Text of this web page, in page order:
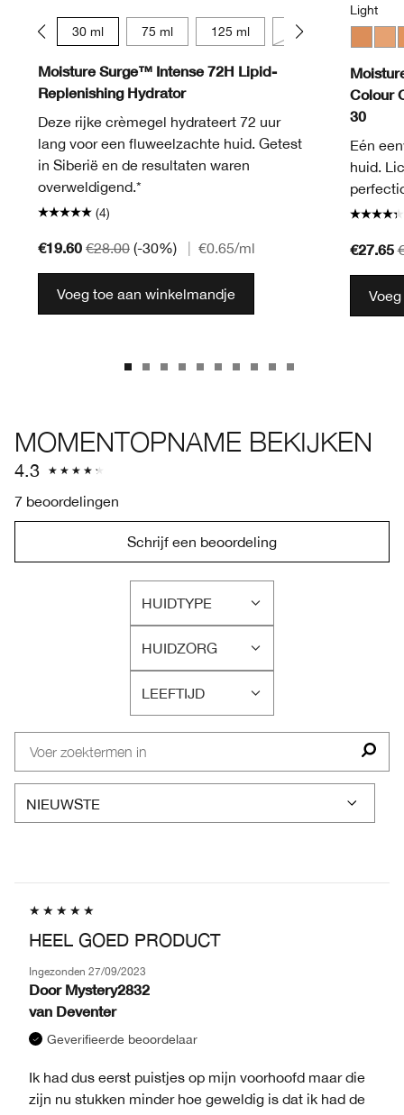
30 ml 75 ml 125 ml 50 ml
Moisture Surge™ Intense 72H Lipid-
Replenishing Hydrator
Deze rijke crèmegel hydrateert 72 uur
lang voor een fluweelzachte huid. Getest
in Siberië en de resultaten waren
overweldigend.*
(4)
€19.60 €28.00 (-30%) €0.65/ml
Voeg toe aan winkelmandje
Light
Colour
30
Eén
huid.
€27.65
MOMENTOPNAME BEKIJKEN
4.3
7 beoordelingen
Schrijf een beoordeling
HUIDTYPE
FILTER
BEOORDELINGEN
OP
HUIDTYPE
HUIDZORG
FILTER
BEOORDELINGEN
OP
HUIDZORG
LEEFTIJD
FILTER
BEOORDELINGEN
LEEFTIJD
HEEL GOED PRODUCT
Ingezonden 27/09/2023
Door Mystery2832
van Deventer
Geverifieerde beoordelaar
Ik had dus eerst puistjes op mijn voorhoofd maar die
zijn nu stukken minder hoe geweldig is dat ik had de